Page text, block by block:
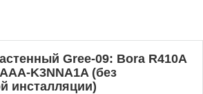
Gree-09: Bora R410A
K3NNA1A (без
инсталляции)